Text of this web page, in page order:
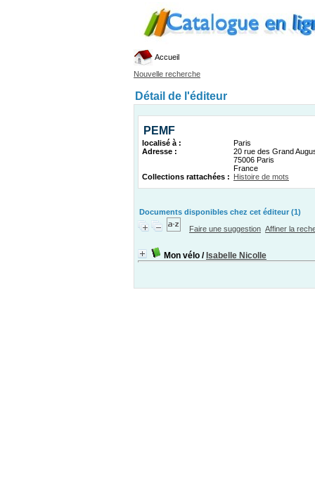
Accueil
Nouvelle recherche
Détail de l'éditeur
PEMF
localisé à :
Paris
Adresse :
20 rue des Grand
75006 Paris
France
Collections rattachées : Histoire de mots
Documents disponibles chez cet éditeur (1)
Faire une suggestion Affiner la
Mon vélo / Isabelle Nicolle